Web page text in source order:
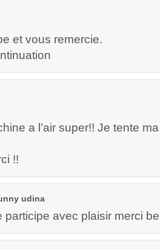
et vous remercie.
a l’air super!! Je tente
!!
udina
participe avec plaisir merci